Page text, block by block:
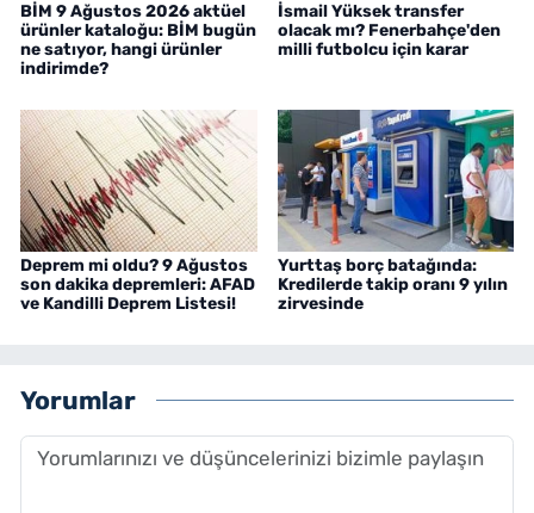
BİM 9 Ağustos 2026 aktüel
ürünler kataloğu: BİM bugün
ne satıyor, hangi ürünler
indirimde?
İsmail Yüksek transfer
olacak mı? Fenerbahçe'den
milli futbolcu için karar
Deprem mi oldu? 9 Ağustos
son dakika depremleri: AFAD
ve Kandilli Deprem Listesi!
Yurttaş borç batağında:
Kredilerde takip oranı 9 yılın
zirvesinde
Yorumlar